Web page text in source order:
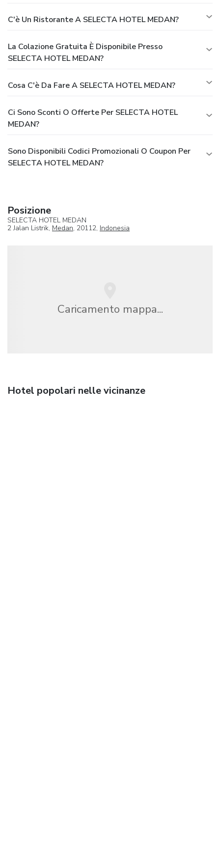
C'è Un Ristorante A SELECTA HOTEL MEDAN?
La Colazione Gratuita È Disponibile Presso
SELECTA HOTEL MEDAN?
Cosa C'è Da Fare A SELECTA HOTEL MEDAN?
Ci Sono Sconti O Offerte Per SELECTA HOTEL
MEDAN?
Sono Disponibili Codici Promozionali O Coupon Per
SELECTA HOTEL MEDAN?
Posizione
SELECTA HOTEL MEDAN
2 Jalan Listrik, Medan, 20112, Indonesia
Caricamento mappa...
Hotel popolari nelle vicinanze